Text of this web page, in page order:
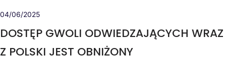
04/06/2025
DOSTĘP GWOLI ODWIEDZAJĄCYCH WRAZ
Z POLSKI JEST OBNIŻONY